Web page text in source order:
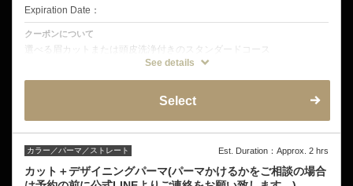
Expiration Date：
クーポンについて
選べる眉カットまたは頭皮洗浄付きのスタンダードコース
リラクゼーションシャンプー
See details
Select
カラー／パーマ／ストレート Est. Duration：Approx. 2 hrs
カット＋デザイニングパーマ(パーマかけるかをご相談の場合